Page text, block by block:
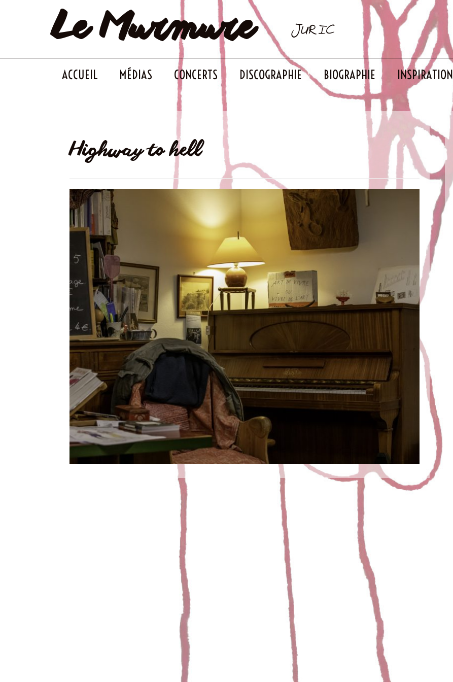
Le Murmure JURIC
ACCUEIL MÉDIAS CONCERTS DISCOGRAPHIE BIOGRAPHIE INSPIRATION
Highway to hell
CONCERT LA LISETTE
7 février 2020
Juric
Leave a Comment
Ce concert a été l’occasion de vous faire découvrir les morceaux de mon nouvel album en cours
d’enregistrement. Merci d’avoir partagé ce moment de musique et d’être venu aussi
nombreux. Merci la Lisette !!!
READ MORE